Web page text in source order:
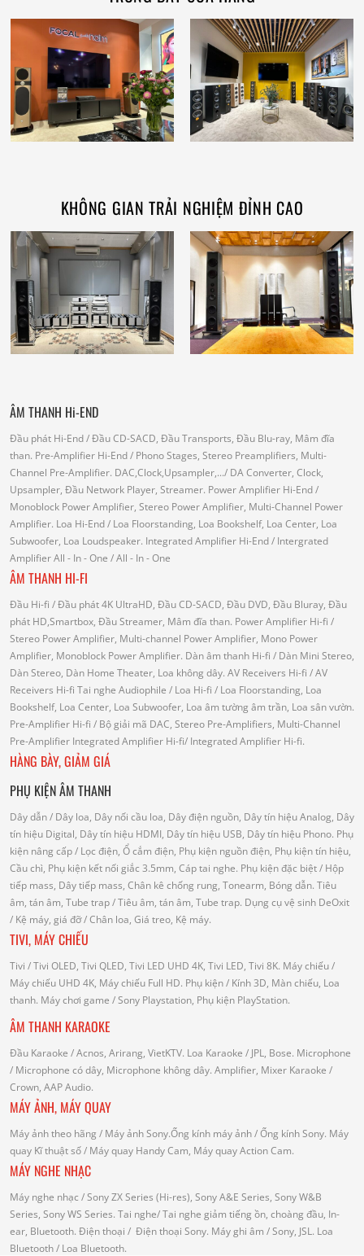
KHÔNG GIAN TRẢI NGHIỆM ĐỈNH CAO
ÂM THANH Hi-END
Đầu phát Hi-End/ Đầu CD-SACD, Đầu Transports, Đầu Blu-ray, Mâm đĩa
than. Pre-Amplifier Hi-End/ Phono Stages, Stereo Preamplifiers, Multi-
Channel Pre-Amplifier. DAC,Clock,Upsampler,.../ DA Converter, Clock,
Upsampler, Đầu Network Player, Streamer. Power Amplifier Hi-End/
Monoblock Power Amplifier, Stereo Power Amplifier, Multi-Channel Power
Amplifier. Loa Hi-End/ Loa Floorstanding, Loa Bookshelf, Loa Center, Loa
Subwoofer, Loa Loudspeaker. Integrated Amplifier Hi-End/ Intergrated
AmplifierAll - In - One / All - In - One
ÂM THANH HI-FI
Đầu Hi-fi / Đầu phát 4K UltraHD, Đầu CD-SACD, Đầu DVD, Đầu Bluray, Đầu
phát HD,Smartbox, Đầu Streamer, Mâm đĩa than. Power Amplifier Hi-fi /
Stereo Power Amplifier, Multi-channel Power Amplifier, Mono Power
Amplifier, Monoblock Power Amplifier. Dàn âm thanh Hi-fi / Dàn Mini Stereo,
Dàn Stereo, Dàn Home Theater, Loa không dây. AV Receivers Hi-fi / AV
Receivers Hi-fi Tai nghe Audiophile / Loa Hi-fi / Loa Floorstanding, Loa
Bookshelf, Loa Center, Loa Subwoofer, Loa âm tường âm trần, Loa sân vườn.
Pre-Amplifier Hi-fi / Bộ giải mã DAC, Stereo Pre-Amplifiers, Multi-Channel
Pre-Amplifier Integrated Amplifier Hi-fi/ Integrated Amplifier Hi-fi.
HÀNG BÀY, GIẢM GIÁ
PHỤ KIỆN ÂM THANH
Dây dẫn/ Dây loa, Dây nối cầu loa, Dây điện nguồn, Dây tín hiệu Analog, Dây
tín hiệu Digital, Dây tín hiệu HDMI, Dây tín hiệu USB, Dây tín hiệu Phono. Phụ
kiện nâng cấp/ Lọc điện, Ổ cắm điện, Phụ kiện nguồn điện, Phụ kiện tín hiệu,
Cầu chì, Phụ kiện kết nối giắc 3.5mm, Cáp tai nghe. Phụ kiện đặc biệt/ Hộp
tiếp mass, Dây tiếp mass, Chân kê chống rung, Tonearm, Bóng dẫn. Tiêu
âm, tán âm, Tube trap/ Tiêu âm, tán âm, Tube trap. Dụng cụ vệ sinh DeOxit
/ Kệ máy, giá đỡ/ Chân loa, Giá treo, Kệ máy.
TIVI, MÁY CHIẾU
Tivi / Tivi OLED, Tivi QLED, Tivi LED UHD 4K, Tivi LED, Tivi 8K. Máy chiếu/
Máy chiếu UHD 4K, Máy chiếu Full HD. Phụ kiện/ Kính 3D, Màn chiếu, Loa
thanh. Máy chơi game / Sony Playstation, Phụ kiện PlayStation.
ÂM THANH KARAOKE
Đầu Karaoke / Acnos, Arirang, VietKTV. Loa Karaoke / JPL, Bose. Microphone
/ Microphone có dây, Microphone không dây. Amplifier, Mixer Karaoke /
Crown, AAP Audio.
MÁY ẢNH, MÁY QUAY
Máy ảnh theo hãng / Máy ảnh Sony.Ống kính máy ảnh / Ống kính Sony. Máy
quay Kĩ thuật số/ Máy quay Handy Cam, Máy quay Action Cam.
MÁY NGHE NHẠC
Máy nghe nhạc / Sony ZX Series (Hi-res), Sony A&E Series, Sony W&B
Series, Sony WS Series. Tai nghe/ Tai nghe giảm tiếng ồn, choàng đầu, In-
ear, Bluetooth. Điện thoại / Điện thoại Sony. Máy ghi âm / Sony, JSL. Loa
Bluetooth/ Loa Bluetooth.